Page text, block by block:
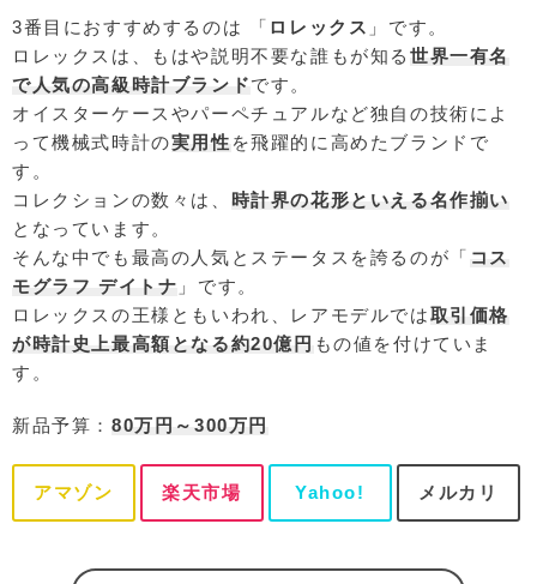
3番目におすすめするのは 「 ロレックス 」です。
ロレックスは、もはや説明不要な誰もが知る世界一有名
で人気の高級時計ブランドです。
オイスターケースやパーペチュアルなど独自の技術によ
って機械式時計の実用性 を飛躍的に高めたブランドで
す。
コレクションの数々は、 時計界の花形といえる名作揃い
となっています。
そんな中でも最高の人気とステータスを誇るのが「 コス
モグラフ デイトナ 」です。
ロレックスの王様ともいわれ、レアモデルでは取引価格
が時計史上最高額となる約20億円 もの値を付けていま
す。
新品予算： 80万円～300万円
アマゾン 楽天市場 Yahoo! メルカリ